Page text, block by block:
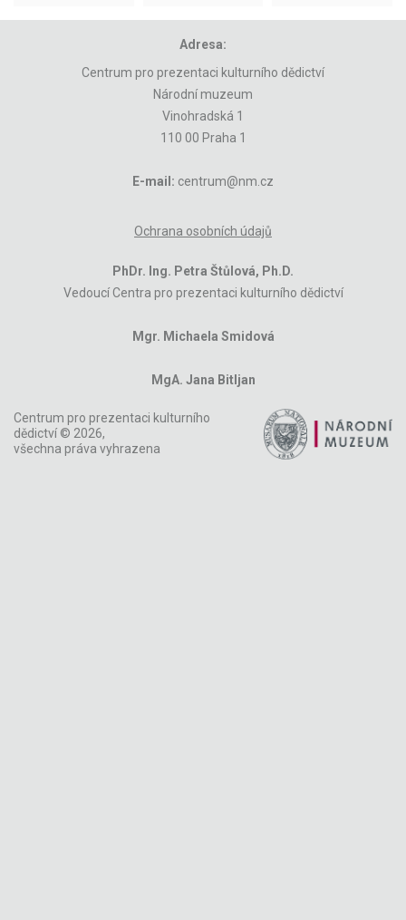
Adresa:
Centrum pro prezentaci kulturního dědictví
Národní muzeum
Vinohradská 1
110 00 Praha 1
E-mail: centrum@nm.cz
Ochrana osobních údajů
PhDr. Ing. Petra Štůlová, Ph.D.
Vedoucí Centra pro prezentaci kulturního dědictví
Mgr. Michaela Smidová
MgA. Jana Bitljan
Centrum pro prezentaci kulturního
dědictví © 2026,
všechna práva vyhrazena